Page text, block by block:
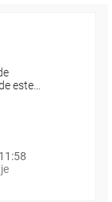
este…